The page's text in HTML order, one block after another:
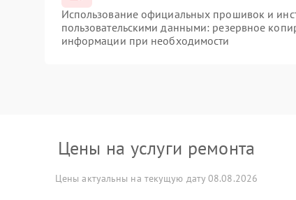
Использование официальных прошивок и
пользовательскими данными: резервное
информации при необходимости
Цены на услуги ремонта
Цены актуальны на текущую дату 08.08.2026